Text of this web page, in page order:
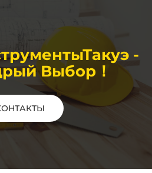
-
Выбор！